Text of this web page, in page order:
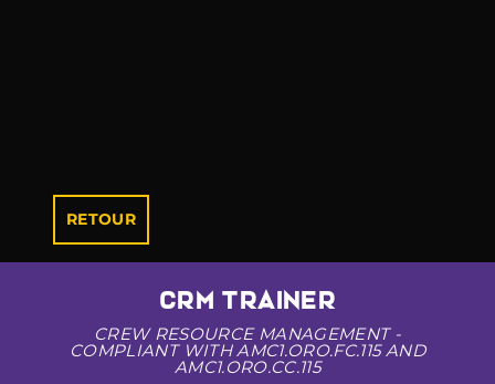
RETOUR
CRM TRAINER
CREW RESOURCE MANAGEMENT -
COMPLIANT WITH AMC1.ORO.FC.115 AND
AMC1.ORO.CC.115